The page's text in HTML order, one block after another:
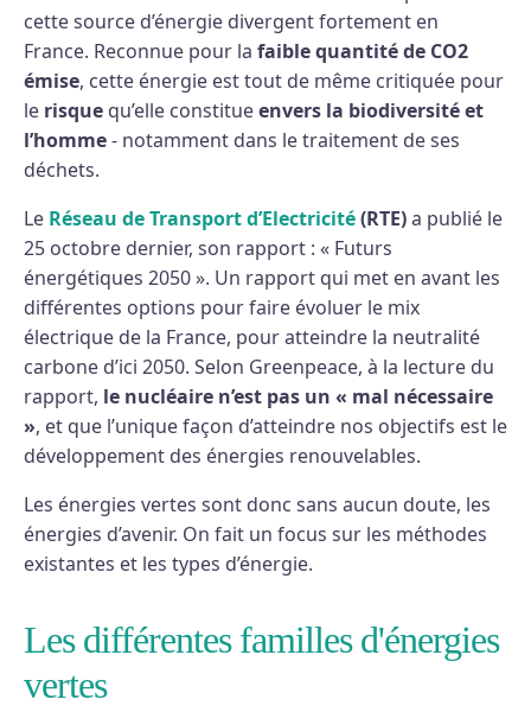
cette source d’énergie divergent fortement en
France. Reconnue pour la faible quantité de CO2
émise, cette énergie est tout de même critiquée pour
le risque qu’elle constitueenvers la biodiversité et
l’homme- notamment dans le traitement de ses
déchets.
Le Réseau de Transport d’Electricité(RTE)a publié le
25 octobre dernier, son rapport : « Futurs
énergétiques 2050 ». Un rapport qui met en avant les
différentes options pour faire évoluer le mix
électrique de la France, pour atteindre la neutralité
carbone d’ici 2050. Selon Greenpeace, à la lecture du
rapport, le nucléaire n’est pas un « mal nécessaire
», et que l’unique façon d’atteindre nos objectifs est le
développement des énergies renouvelables.
Les énergies vertes sont donc sans aucun doute, les
énergies d’avenir. On fait un focus sur les méthodes
existantes et les types d’énergie.
Les différentes familles d'énergies
vertes